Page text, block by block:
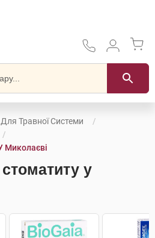
Травної Системи
Миколаєві
у